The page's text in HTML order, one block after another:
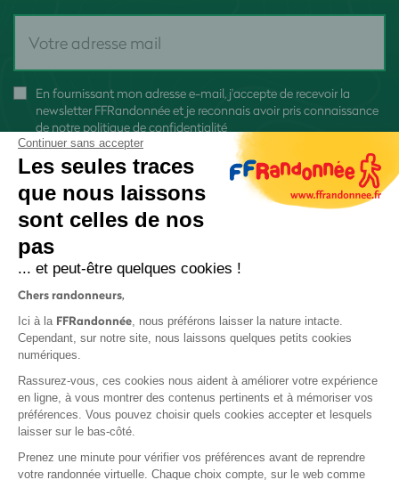
En fournissant mon adresse e-mail, j'accepte de recevoir la
newsletter FFRandonnée et je reconnais avoir pris connaissance
de notre politique de confidentialité
Protection des données
Politique de confidentialité
Continuer sans accepter
Les seules traces
que nous laissons
sont celles de nos
pas
... et peut-être quelques cookies !
Chers randonneurs,
Ici à la FFRandonnée, nous préférons laisser la nature intacte.
Cependant, sur notre site, nous laissons quelques petits cookies
numériques.
Rassurez-vous, ces cookies nous aident à améliorer votre expérience
en ligne, à vous montrer des contenus pertinents et à mémoriser vos
préférences. Vous pouvez choisir quels cookies accepter et lesquels
laisser sur le bas-côté.
Prenez une minute pour vérifier vos préférences avant de reprendre
votre randonnée virtuelle. Chaque choix compte, sur le web comme